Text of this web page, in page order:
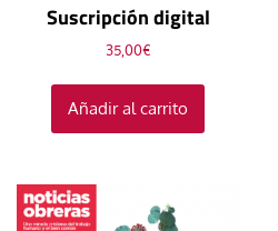
Suscripción digital
35,00€
Añadir al carrito